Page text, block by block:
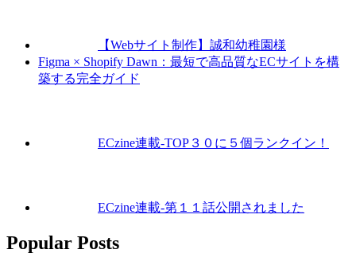
【Webサイト制作】誠和幼稚園様
Figma × Shopify Dawn：最短で高品質なECサイトを構
築する完全ガイド
ECzine連載-TOP３０に５個ランクイン！
ECzine連載-第１１話公開されました
Popular Posts